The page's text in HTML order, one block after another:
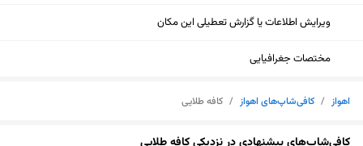
ویرایش اطلاعات یا گزارش تعطیلی این مکان
مختصات جغرافیایی
اهواز / کافی‌شاپ‌های اهواز / کافه طلایی